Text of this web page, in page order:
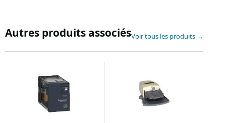
Autres produits associésVoir tous les produits →